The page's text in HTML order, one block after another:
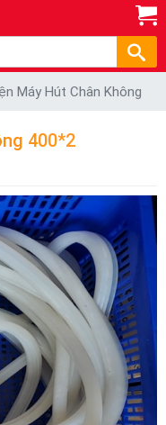
Máy Hút Chân Không
400*2